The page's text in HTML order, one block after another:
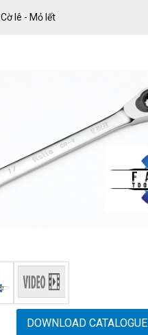
Cờ lê - Mỏ lết
DOWNLOAD CATALOGUE